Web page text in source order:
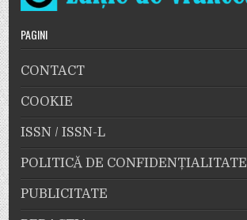
PAGINI
CONTACT
COOKIE
ISSN / ISSN-L
POLITICĂ DE CONFIDENȚIALITATE
PUBLICITATE